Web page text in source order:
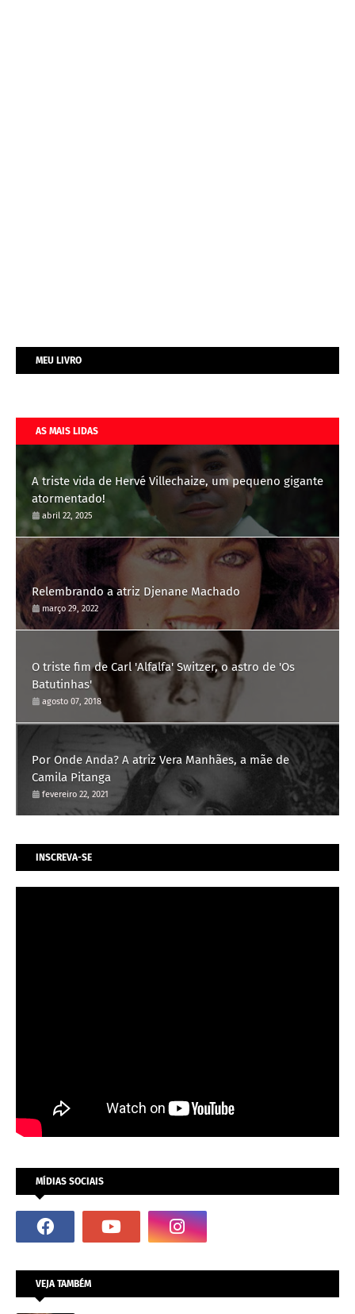
MEU LIVRO
AS MAIS LIDAS
A triste vida de Hervé Villechaize, um pequeno gigante
atormentado!
abril 22, 2025
Relembrando a atriz Djenane Machado
março 29, 2022
O triste fim de Carl 'Alfalfa' Switzer, o astro de 'Os
Batutinhas'
agosto 07, 2018
Por Onde Anda? A atriz Vera Manhães, a mãe de
Camila Pitanga
fevereiro 22, 2021
INSCREVA-SE
MÍDIAS SOCIAIS
VEJA TAMBÉM